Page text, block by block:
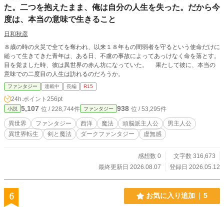
た。二つを抱えたまま、俺は自分の人生を失った。だから今
度は、本当の意味で生きること
日和秋彦
８歳の時の火災で全てを奪われ、以来１８年もの間弱者を守るという使命だけに
縋って生きてきた青年は、ある日、不慮の事故によってあっけなく命を落とす。
目を覚ました時、彼は異世界の赤ん坊になっていた。 果たして彼に、本当の
意味での二度目の人生は訪れるのだろうか。
ファンタジー 連載中 長編 R15
24h.ポイント 256pt
小説 5,107 位 / 228,744件 ファンタジー 938 位 / 53,295件
異世界 ファンタジー 西洋 魔法 頭脳派主人公
男主人公
異世界転生
剣と魔法 ダークファンタジー 虚無感
感想数 0
文字数 316,673
最終更新日 2026.08.07
登録日 2026.05.12
6 お気に入り追加 5